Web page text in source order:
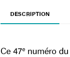
DESCRIPTION
Ce 47e numéro du